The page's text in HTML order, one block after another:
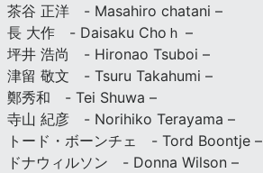
茶谷 正洋 - Masahiro chatani –
長 大作 - Daisaku Choｈ –
坪井 浩尚 - Hironao Tsuboi –
津留 敬文 - Tsuru Takahumi –
鄭秀和 - Tei Shuwa –
寺山 紀彦 - Norihiko Terayama –
トード・ボーンチェ - Tord Boontje –
ドナウィルソン - Donna Wilson –